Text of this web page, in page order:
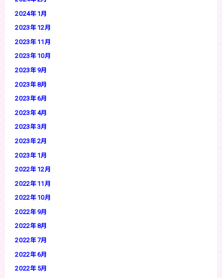
2024年1月
2023年12月
2023年11月
2023年10月
2023年9月
2023年8月
2023年6月
2023年4月
2023年3月
2023年2月
2023年1月
2022年12月
2022年11月
2022年10月
2022年9月
2022年8月
2022年7月
2022年6月
2022年5月